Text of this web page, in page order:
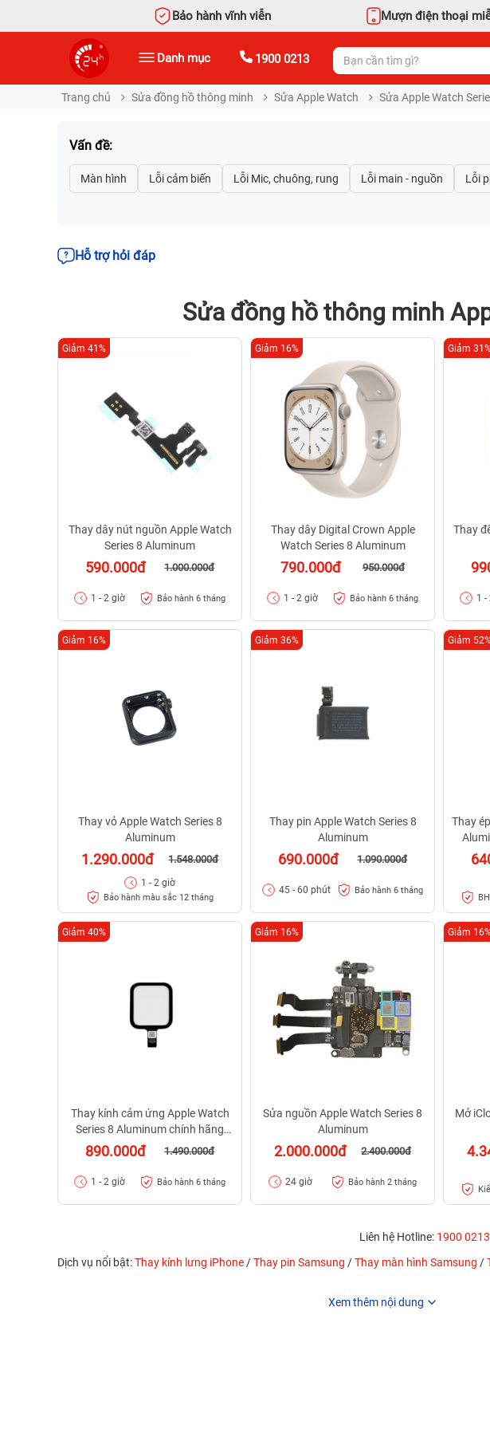
Bảo hành vĩnh viễn Mượn điện thoại
Danh mục 1900 0213
Trang chủ Sửa đồng hồ thông minh Sửa Apple Watch Sửa Apple Watch
Vấn đề:
Hỗ trợ hỏi đáp
Sửa đồng hồ thông minh
Thay dây nút nguồn Apple Watch
Series 8 Aluminum
590.000đ 1.000.000đ
Giảm 41%
1 - 2 giờ Bảo hành 6 tháng
Thay dây Digital Crown Apple
Watch Series 8 Aluminum
790.000đ 950.000đ
Giảm 16%
1 - 2 giờ Bảo hành 6 tháng
Thay
Giảm
1 -
Thay vỏ Apple Watch Series 8
Aluminum
1.290.000đ 1.548.000đ
Giảm 16%
1 - 2 giờ
Bảo hành màu sắc 12 tháng
Thay pin Apple Watch Series 8
Aluminum
690.000đ 1.090.000đ
Giảm 36%
45 - 60 phút Bảo hành 6 tháng
Thay
Giảm
Thay kính cảm ứng Apple Watch
Series 8 Aluminum chính hãng
Feaglet
890.000đ 1.490.000đ
Giảm 40%
1 - 2 giờ Bảo hành 6 tháng
Sửa nguồn Apple Watch Series 8
Aluminum
2.000.000đ 2.400.000đ
Giảm 16%
24 giờ Bảo hành 2 tháng
Mở
Giảm
Liên hệ Hotline: 1900 0213
Dịch vụ nổi bật:Thay kính lưng iPhone /Thay pin Samsung /Thay màn hình Samsung /
Xem thêm nội dung